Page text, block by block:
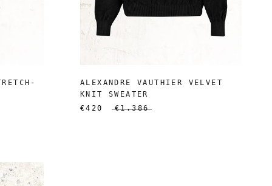
ALEXANDRE VAUTHIER VELVET
KNIT SWEATER
€420
€1.386